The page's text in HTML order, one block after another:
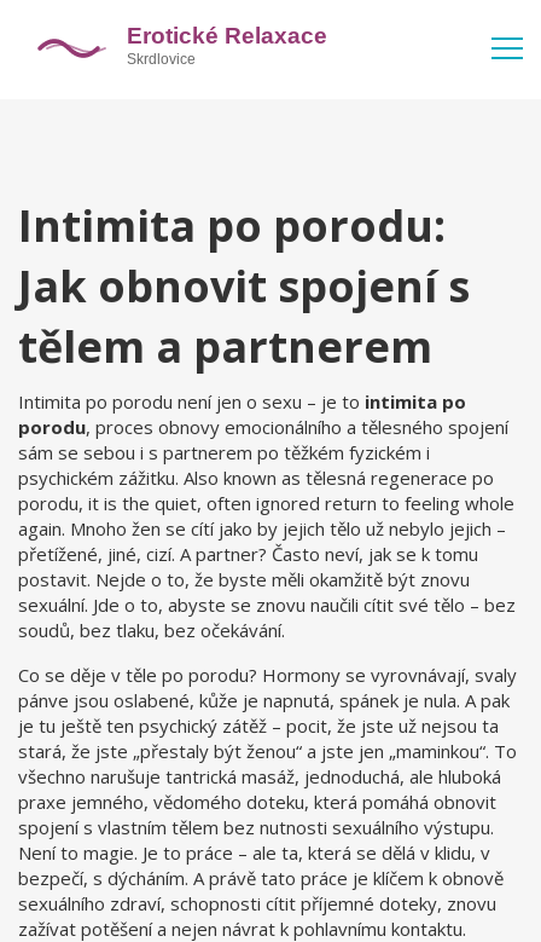
Intimita po porodu:
Jak obnovit spojení s
tělem a partnerem
Intimita po porodu není jen o sexu – je to intimita po
porodu, proces obnovy emocionálního a tělesného spojení
sám se sebou i s partnerem po těžkém fyzickém i
psychickém zážitku. Also known as tělesná regenerace po
porodu, it is the quiet, often ignored return to feeling whole
again. Mnoho žen se cítí jako by jejich tělo už nebylo jejich –
přetížené, jiné, cizí. A partner? Často neví, jak se k tomu
postavit. Nejde o to, že byste měli okamžitě být znovu
sexuální. Jde o to, abyste se znovu naučili cítit své tělo – bez
soudů, bez tlaku, bez očekávání.
Co se děje v těle po porodu? Hormony se vyrovnávají, svaly
pánve jsou oslabené, kůže je napnutá, spánek je nula. A pak
je tu ještě ten psychický zátěž – pocit, že jste už nejsou ta
stará, že jste „přestaly být ženou“ a jste jen „maminkou“. To
všechno narušuje tantrická masáž, jednoduchá, ale hluboká
praxe jemného, vědomého doteku, která pomáhá obnovit
spojení s vlastním tělem bez nutnosti sexuálního výstupu.
Není to magie. Je to práce – ale ta, která se dělá v klidu, v
bezpečí, s dýcháním. A právě tato práce je klíčem k obnově
sexuálního zdraví, schopnosti cítit příjemné doteky, znovu
zažívat potěšení a nejen návrat k pohlavnímu kontaktu.